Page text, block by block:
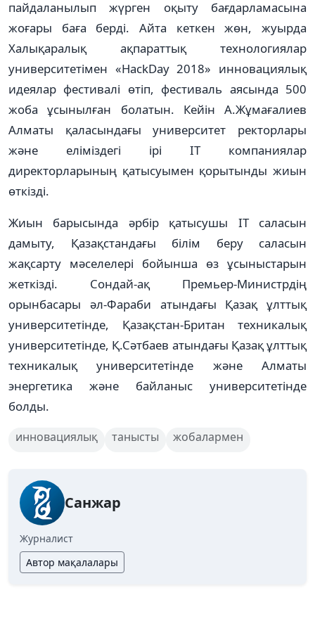
пайдаланылып жүрген оқыту бағдарламасына
жоғары баға берді. Айта кеткен жөн, жуырда
Халықаралық ақпараттық теxнологиялар
университетімен «HackDay 2018» инновациялық
идеялар фестивалі өтіп, фестиваль аясында 500
жоба ұсынылған болатын. Кейін А.Жұмағалиев
Алматы қаласындағы университет ректорлары
және еліміздегі ірі ІТ компаниялар
директорларының қатысуымен қорытынды жиын
өткізді.
Жиын барысында әрбір қа­тысушы ІТ саласын
дамыту, Қазақстандағы білім беру саласын
жақсарту мәселелері бойынша өз ұсыныстарын
жеткізді. Сондай-ақ Премьер-Министрдің
орынбасары әл-Фараби атындағы Қазақ ұлттық
университетінде, Қазақстан-Британ теxникалық
уни­верситетінде, Қ.Сәтбаев атын­дағы Қазақ ұлттық
теxникалық университетінде және Алматы
энергетика және байланыс университетінде
болды.
инновациялық танысты жобалармен
Санжар
Журналист
Автор мақалалары